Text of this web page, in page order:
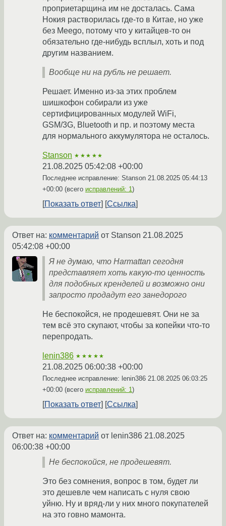
проприетарщина им не досталась. Сама
Нокия растворилась где-то в Китае, но уже
без Meego, потому что у китайцев-то он
обязательно где-нибудь всплыл, хоть и под
другим названием.
Вообще ни на рубль не решает.
Решает. Именно из-за этих проблем
шишкофон собирали из уже
сертифицированных модулей WiFi,
GSM/3G, Bluetooth и пр. и поэтому места
для нормального аккумулятора не осталось.
Stanson ★★★★★
21.08.2025 05:42:08 +00:00
Последнее исправление: Stanson 21.08.2025 05:44:13
+00:00 (всего исправлений: 1)
Показать ответ Ссылка
Ответ на: комментарий от Stanson 21.08.2025
05:42:08 +00:00
Я не думаю, что Harmattan сегодня
представляет хоть какую-то ценность
для подобных кренделей и возможно они
запросто продадут его занедорого
Не беспокойся, не продешевят. Они не за
тем всё это скупают, чтобы за копейки что-то
перепродать.
lenin386 ★★★★★
21.08.2025 06:00:38 +00:00
Последнее исправление: lenin386 21.08.2025 06:03:25
+00:00 (всего исправлений: 1)
Показать ответ Ссылка
Ответ на: комментарий от lenin386 21.08.2025
06:00:38 +00:00
Не беспокойся, не продешевят.
Это без сомнения, вопрос в том, будет ли
это дешевле чем написать с нуля свою
уйню. Ну и вряд-ли у них много покупателей
на это говно мамонта.